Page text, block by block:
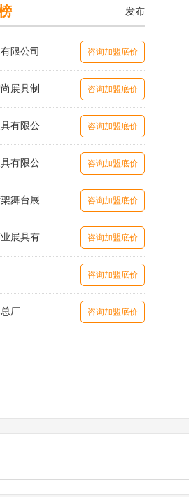
发布
限公司 咨询加盟底价
展具制 咨询加盟底价
有限公 咨询加盟底价
有限公 咨询加盟底价
舞台展 咨询加盟底价
展具有 咨询加盟底价
咨询加盟底价
厂 咨询加盟底价